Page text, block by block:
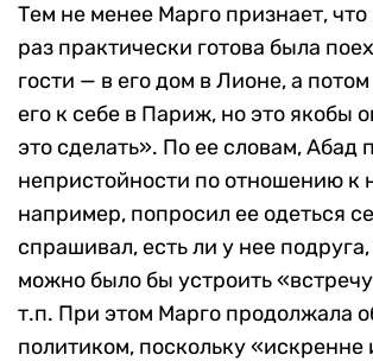
Тем не менее Марго признает, что
раз практически готова была
гости — в его дом в Лионе, а
его к себе в Париж, но это якобы
это сделать». По ее словам, Абад
непристойности по отношению к
например, попросил ее одеться
спрашивал, есть ли у нее
можно было бы устроить
т.п. При этом Марго продолжала
политиком, поскольку «искренне